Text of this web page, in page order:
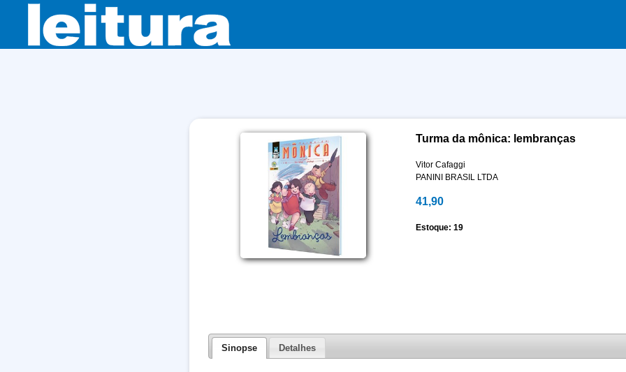
Turma da mônica: lembranças
Vitor Cafaggi
PANINI BRASIL LTDA
41,90
Estoque: 19
Sinopse Detalhes